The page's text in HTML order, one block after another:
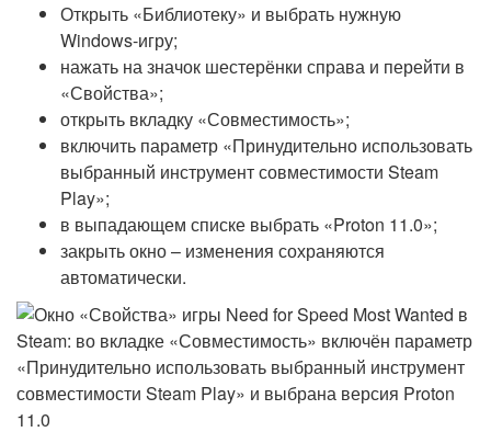
Открыть «Библиотеку» и выбрать нужную
Windows-игру;
нажать на значок шестерёнки справа и перейти в
«Свойства»;
открыть вкладку «Совместимость»;
включить параметр «Принудительно использовать
выбранный инструмент совместимости Steam
Play»;
в выпадающем списке выбрать «Proton 11.0»;
закрыть окно – изменения сохраняются
автоматически.